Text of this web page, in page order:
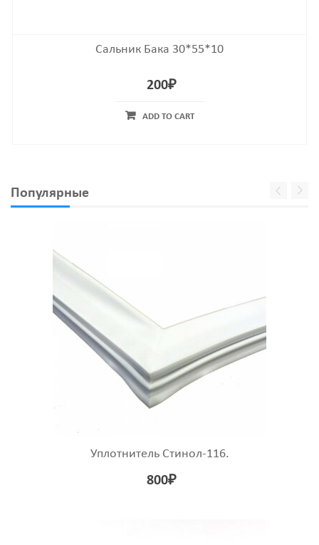
Сальник Бака 30*55*10
200₽
ADD TO CART
Популярные
Уплотнитель Стинол-116.
800₽